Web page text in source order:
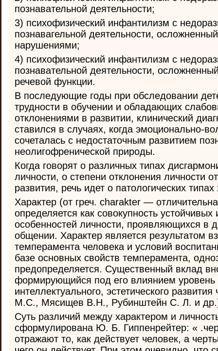
познавательной деятельности;
3) психофизический инфантилизм с
познавагельной деятельности,
нарушениями;
4) психофизический инфантилизм с
познавательной деятельности,
речевой функции.
В последующие годы при обследовании
трудности в обучении и обладающих
отклонениями в развитии, клинический
ставился в случаях, когда эмоционально-
сочеталась с недостаточным развитием
неолигофренической природы.
Когда говорят о различных типах
личности, о степени отклонения личности
развития, речь идет о патологических типах
Характер (от греч. charakter —
определяется как совокупность
особенностей личности, проявляющихся в
общении. Характер является результатом
темперамента человека и условий
базе основных свойств темперамента,
предопределяется. Существенный вклад
формирующийся под его влиянием уровень
интеллектуального, эстетического
М.С., Мясищев В.Н., Рубинштейн С. Л. и
Суть различий между характером и
сформулирована Ю. Б. Гиппенрейтер: «
отражают то, как действует человек, а